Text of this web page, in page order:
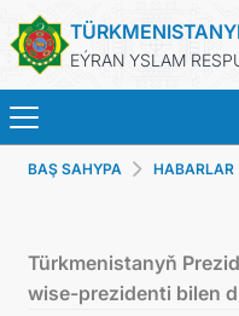
EÝRAN YSLAM
BAŞ SAHYPA HABARLAR
Türkmenistanyň
wise-prezidenti bilen